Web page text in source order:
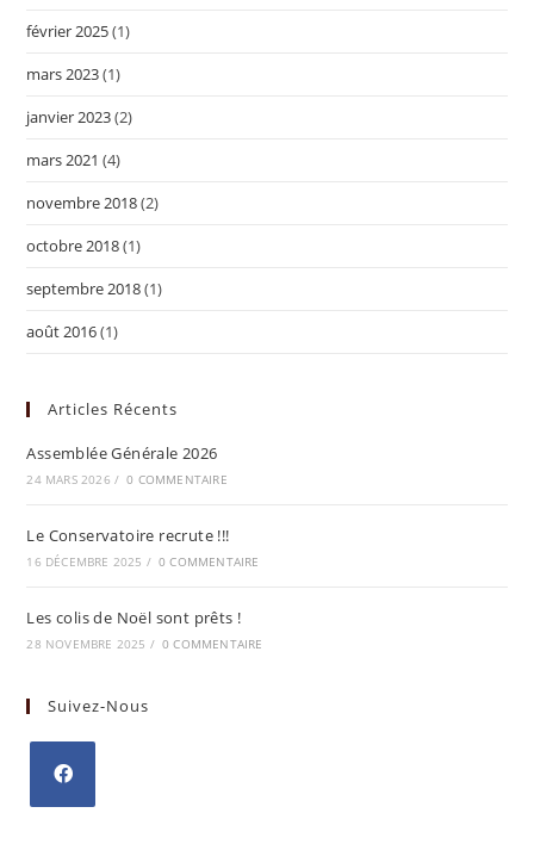
février 2025(1)
mars 2023(1)
janvier 2023(2)
mars 2021 (4)
novembre 2018(2)
octobre 2018(1)
septembre 2018(1)
août 2016(1)
Articles Récents
Assemblée Générale 2026
24 MARS 2026 / 0 COMMENTAIRE
Le Conservatoire recrute !!!
16 DÉCEMBRE 2025 / 0 COMMENTAIRE
Les colis de Noël sont prêts !
28 NOVEMBRE 2025 / 0 COMMENTAIRE
Suivez-Nous